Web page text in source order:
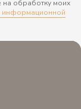
на обработку моих
информационной